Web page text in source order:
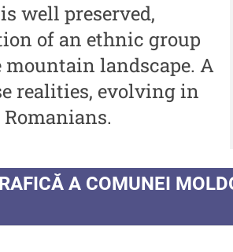
cataloage, volume de
well preserved,
of an ethnic group
landscape. A
realities, evolving in
A COMUNEI